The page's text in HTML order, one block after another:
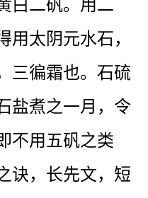
白二矾。用二
用太阴元水石，
三徧霜也。石硫
盐煮之一月，令
不用五矾之类
诀，长先文，短